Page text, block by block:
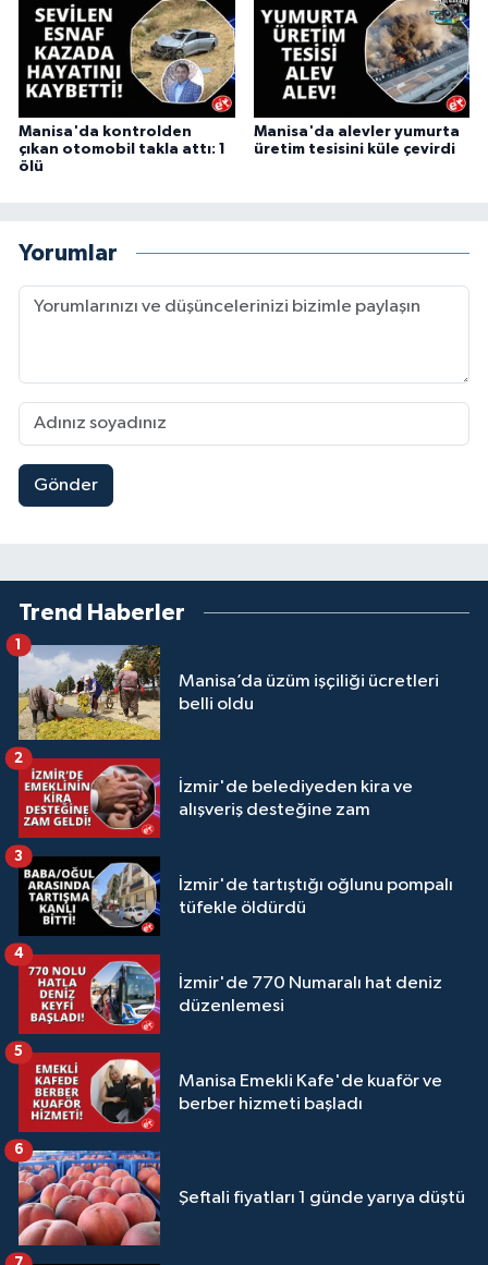
Manisa'da kontrolden
çıkan otomobil takla attı: 1
ölü
Manisa'da alevler yumurta
üretim tesisini küle çevirdi
Yorumlar
Gönder
Trend Haberler
Manisa’da üzüm işçiliği ücretleri
belli oldu
1
İzmir'de belediyeden kira ve
alışveriş desteğine zam
2
İzmir'de tartıştığı oğlunu pompalı
tüfekle öldürdü
3
İzmir'de 770 Numaralı hat deniz
düzenlemesi
4
Manisa Emekli Kafe'de kuaför ve
berber hizmeti başladı
5
Şeftali fiyatları 1 günde yarıya düştü
6